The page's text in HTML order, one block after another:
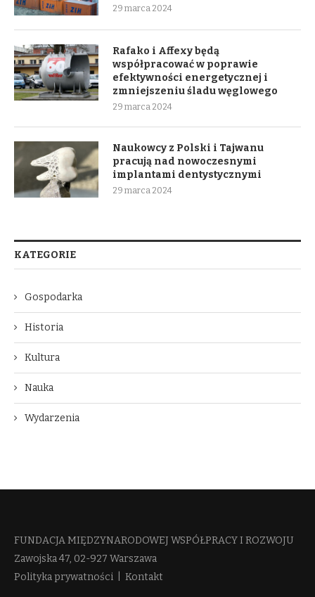
29 marca 2024
Rafako i Affexy będą
współpracować w poprawie
efektywności energetycznej i
zmniejszeniu śladu węglowego
29 marca 2024
Naukowcy z Polski i Tajwanu
pracują nad nowoczesnymi
implantami dentystycznymi
29 marca 2024
KATEGORIE
Gospodarka
Historia
Kultura
Nauka
Wydarzenia
FUNDACJA MIĘDZYNARODOWEJ WSPÓŁPRACY I ROZWOJU​
Zawojska 47, 02-927 Warszawa
Polityka prywatności
Kontakt